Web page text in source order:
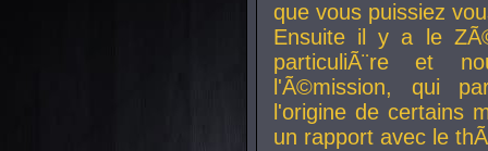
que vous puissiez
Ensuite il y a le
particuliÃ¨re et
l'Ã©mission, qui
l'origine de certains
un rapport avec le